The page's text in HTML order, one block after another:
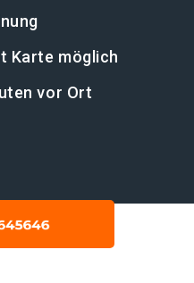
Karte möglich
vor Ort